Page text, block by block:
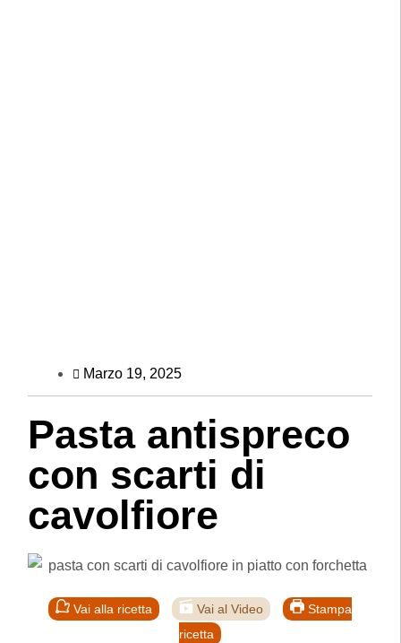
Marzo 19, 2025
Pasta antispreco
con scarti di
cavolfiore
Vai alla ricetta Vai al Video
Stampa
ricetta